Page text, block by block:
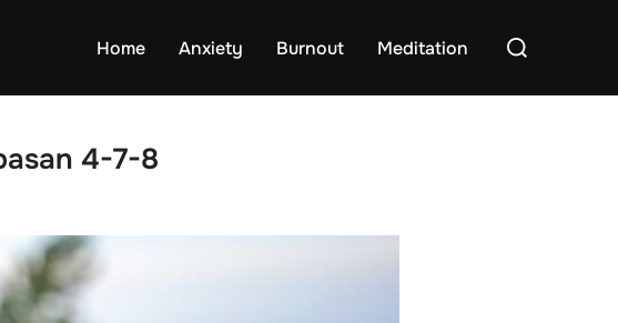
Home Anxiety Burnout Meditation
Search
4-7-8